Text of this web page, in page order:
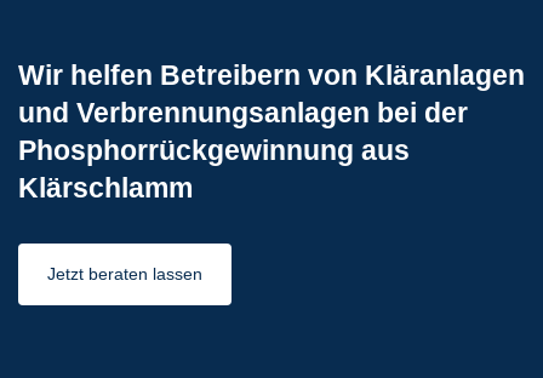
Wir helfen Betreibern von Kläranlagen
und Verbrennungsanlagen bei der
Phosphorrückgewinnung aus
Klärschlamm
Jetzt beraten lassen